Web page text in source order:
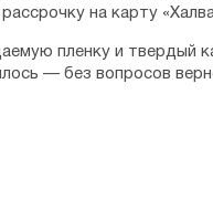
на карту
пленку и твердый
— без вопросов